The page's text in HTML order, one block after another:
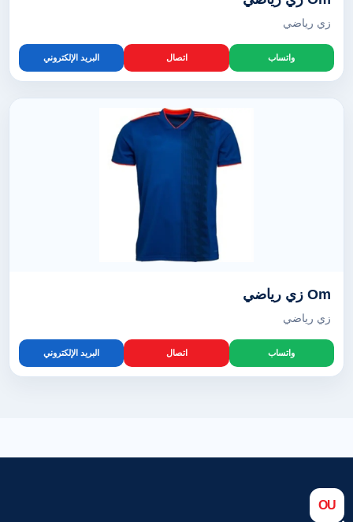
زي رياضي
واتساب اتصال البريد الإلكتروني
Om زي رياضي
زي رياضي
واتساب اتصال البريد الإلكتروني
OU